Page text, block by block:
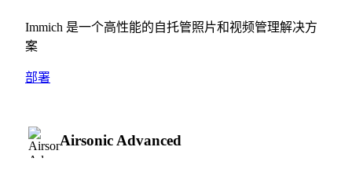
Immich 是一个高性能的自托管照片和视频管理解决方
案
部署
Airsonic Advanced